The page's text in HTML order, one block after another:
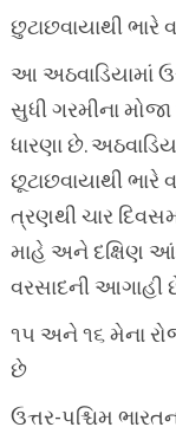
છુટાછવાયાથી
આ અઠવાડિયામાં
સુધી ગરમીના
ધારણા છે.
છૂટાછવાયાથી
ત્રણથી ચાર
માહે અને દક્ષિણ
વરસાદની આગાહી
૧૫ અને ૧૬ મેના
છે
ઉત્તર-પશ્ચિમ